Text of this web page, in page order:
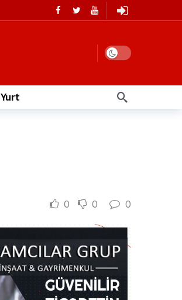
Yurt
0 0 0